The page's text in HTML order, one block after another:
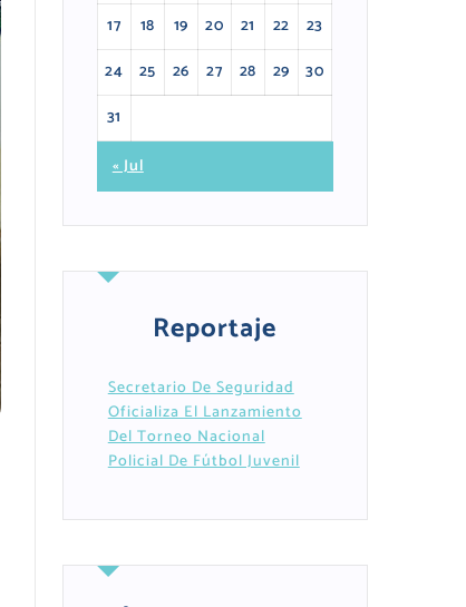
17
18 19 20 21 22
23
24
25 26 27 28 29
30
31
« Jul
Reportaje
Secretario De Seguridad
Oficializa El Lanzamiento
Del Torneo Nacional
Policial De Fútbol Juvenil